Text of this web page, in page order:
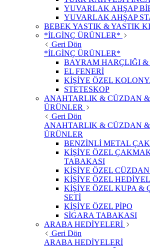
YUVARLAK AHŞAP
YUVARLAK AHŞAP
BEBEK YASTIK & YASTIK
*İLGİNÇ ÜRÜNLER*
Geri Dön
*İLGİNÇ ÜRÜNLER*
BAYRAM HARÇLIĞI &
EL FENERİ
KİŞİYE ÖZEL
STETESKOP
ANAHTARLIK & CÜZDAN
ÜRÜNLER
Geri Dön
ANAHTARLIK & CÜZDAN
ÜRÜNLER
BENZİNLİ METAL
KİŞİYE ÖZEL
TABAKASI
KİŞİYE ÖZEL
KİŞİYE ÖZEL
KİŞİYE ÖZEL KUPA &
SETİ
KİŞİYE ÖZEL PİPO
SİGARA TABAKASI
ARABA HEDİYELERİ
Geri Dön
ARABA HEDİYELERİ